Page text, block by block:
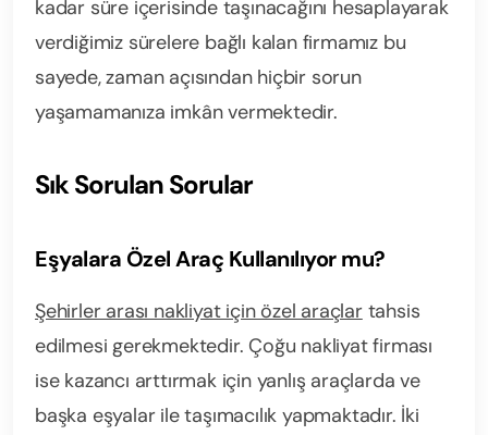
kadar süre içerisinde taşınacağını hesaplayarak
verdiğimiz sürelere bağlı kalan firmamız bu
sayede, zaman açısından hiçbir sorun
yaşamamanıza imkân vermektedir.
Sık Sorulan Sorular
Eşyalara Özel Araç Kullanılıyor mu?
Şehirler arası nakliyat için özel araçlartahsis
edilmesi gerekmektedir. Çoğu nakliyat firması
ise kazancı arttırmak için yanlış araçlarda ve
başka eşyalar ile taşımacılık yapmaktadır. İki